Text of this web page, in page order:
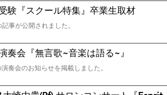
験『スクール特集』卒業生取材
事が公開されました。
奏会『無言歌~音楽は語る~』
奏会のお知らせを掲載しました。